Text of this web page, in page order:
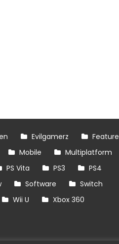
Evilgamerz
Feature
Mobile
Multiplatform
PS Vita PS3
PS4
Software
Switch
Wii U
Xbox 360